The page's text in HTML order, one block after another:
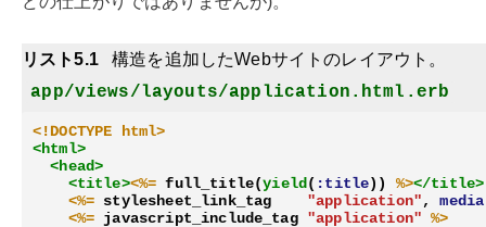
リスト5.1 構造を追加したWebサイトのレイアウト。
app/views/layouts/application.html.erb
<!DOCTYPE html>
<html>
<head>
<title><%= full_title(yield( :title)) %></title>
<%= stylesheet_link_tag "application",
<%= javascript_include_tag "application" %>